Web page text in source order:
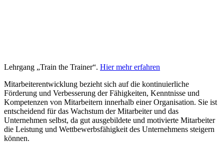
Lehrgang „Train the Trainer“. Hier mehr erfahren
Mitarbeiterentwicklung bezieht sich auf die kontinuierliche
Förderung und Verbesserung der Fähigkeiten, Kenntnisse und
Kompetenzen von Mitarbeitern innerhalb einer Organisation. Sie ist
entscheidend für das Wachstum der Mitarbeiter und das
Unternehmen selbst, da gut ausgebildete und motivierte Mitarbeiter
die Leistung und Wettbewerbsfähigkeit des Unternehmens steigern
können.